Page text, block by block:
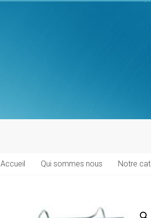
alimentaire
Accueil Qui sommes nous Notre